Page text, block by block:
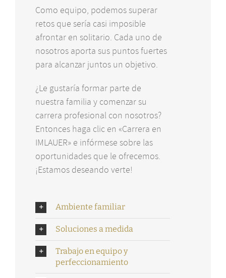
Como equipo, podemos superar
retos que sería casi imposible
afrontar en solitario. Cada uno de
nosotros aporta sus puntos fuertes
para alcanzar juntos un objetivo.
¿Le gustaría formar parte de
nuestra familia y comenzar su
carrera profesional con nosotros?
Entonces haga clic en «Carrera en
IMLAUER» e infórmese sobre las
oportunidades que le ofrecemos.
¡Estamos deseando verte!
Ambiente familiar
Soluciones a medida
Trabajo en equipo y
perfeccionamiento